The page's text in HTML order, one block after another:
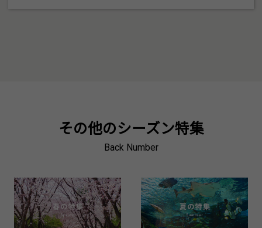
その他のシーズン特集
Back Number